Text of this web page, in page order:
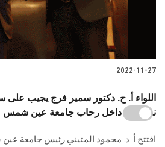
2022-11-27
اللواء أ. ح. دكتور سمير فرج يجيب
ندوة من داخل رحاب جامعة عين شمس
افتتح أ. د. محمود المتيني رئيس جامعة